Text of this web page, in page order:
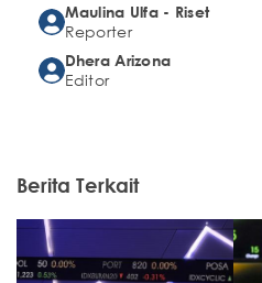
Maulina Ulfa - Riset
Reporter
Dhera Arizona
Editor
Berita Terkait